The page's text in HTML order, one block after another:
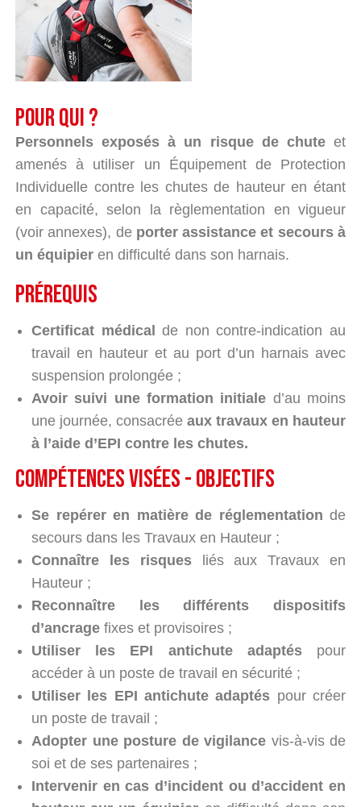
Pour qui ?
Personnels exposés à un risque de chuteet
amenés à utiliser un Équipement de Protection
Individuelle contre les chutes de hauteur en étant
en capacité, selon la règlementation en vigueur
(voir annexes), de porter assistance et secours à
un équipier en difficulté dans son harnais.
PRÉREQUIS
Certificat médical de non contre-indication au
travail en hauteur et au port d’un harnais avec
suspension prolongée ;
Avoir suivi une formation initiale d’au moins
une journée, consacrée aux travaux en hauteur
à l’aide d’EPI contre les chutes.
compétences visées - objectifs
Se repérer en matière de réglementation de
secours dans les Travaux en Hauteur ;
Connaître les risquesliés aux Travaux en
Hauteur ;
Reconnaître les différents dispositifs
d’ancrage fixes et provisoires ;
Utiliser les EPI antichute adaptéspour
accéder à un poste de travail en sécurité ;
Utiliser les EPI antichute adaptés pour créer
un poste de travail ;
Adopter une posture de vigilance vis-à-vis de
soi et de ses partenaires ;
Intervenir en cas d’incident ou d’accident en